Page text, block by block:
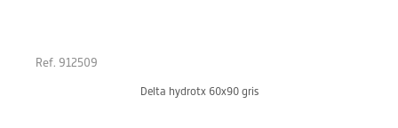
Ref. 912509
Delta hydrotx 60x90 gris